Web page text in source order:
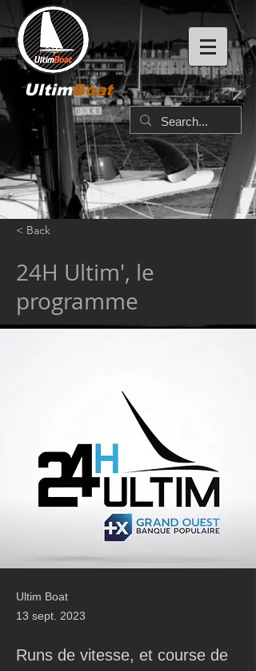
UltimBoat
< Back
24H Ultim', le
programme
Ultim Boat
13 sept. 2023
Runs de vitesse, et course de